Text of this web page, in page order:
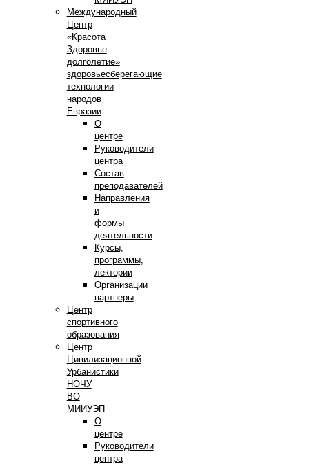
Международный
Центр
«Красота
Здоровье
долголетие»
здоровьесберегающие
технологии
народов
Евразии
О
центре
Руководители
центра
Состав
преподавателей
Направления
и
формы
деятельности
Курсы,
программы,
лектории
Организации
партнеры
Центр
спортивного
образования
Центр
Цивилизационной
Урбанистики
НОЧУ
ВО
МИИУЭП
О
центре
Руководители
центра